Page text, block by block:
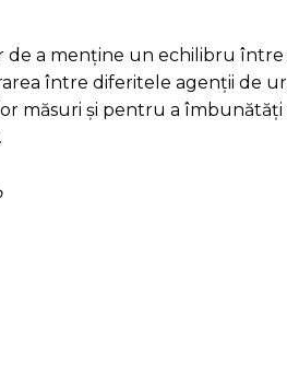
a menține un echilibru între
între diferitele agenții de
măsuri și pentru a îmbunătăți